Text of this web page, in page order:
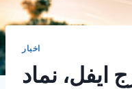
اخبار
ایفل، نماد